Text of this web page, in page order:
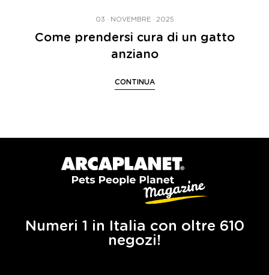
03 · NOVEMBRE · 2025
Come prendersi cura di un gatto
anziano
CONTINUA
Numeri 1 in Italia con oltre 610
negozi!